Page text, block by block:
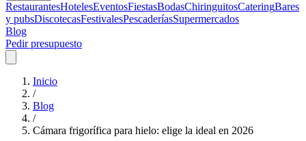
RestaurantesHotelesEventosFiestasBodasChiringuitosCateringBares
y pubsDiscotecasFestivalesPescaderíasSupermercados
Blog
Pedir presupuesto
Inicio
/
Blog
/
Cámara frigorífica para hielo: elige la ideal en 2026